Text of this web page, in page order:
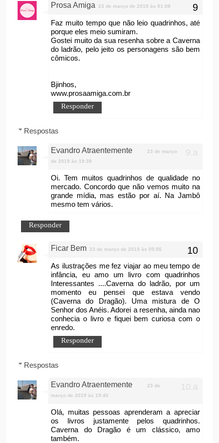
Prosa Amiga 23 de março de 2019 às 01:08
Faz muito tempo que não leio quadrinhos, até
porque eles meio sumiram.
Gostei muito da sua resenha sobre a Caverna
do ladrão, pelo jeito os personagens são bem
cômicos.
Bjinhos,
www.prosaamiga.com.br
Responder
Respostas
Evandro Atraentemente
23 de março
de 2019 às 19:38
Oi. Tem muitos quadrinhos de qualidade no
mercado. Concordo que não vemos muito na
grande mídia, mas estão por aí. Na Jambô
mesmo tem vários.
Responder
Ficar Bem 23 de março de 2019 às 05:56
As ilustrações me fez viajar ao meu tempo de
infância, eu amo um livro com quadrinhos
Interessantes ....Caverna do ladrão, por um
momento eu pensei que estava vendo
(Caverna do Dragão). Uma mistura de O
Senhor dos Anéis. Adorei a resenha, ainda nao
conhecia o livro e fiquei bem curiosa com o
enredo.
Responder
Respostas
Evandro Atraentemente
23 de
março de 2019 às 19:40
Olá, muitas pessoas aprenderam a apreciar
os livros justamente pelos quadrinhos.
Caverna do Dragão é um clássico, amo
também.